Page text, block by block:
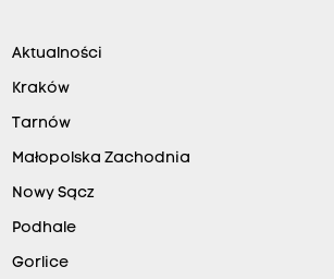
Aktualności
Kraków
Tarnów
Małopolska Zachodnia
Nowy Sącz
Podhale
Gorlice